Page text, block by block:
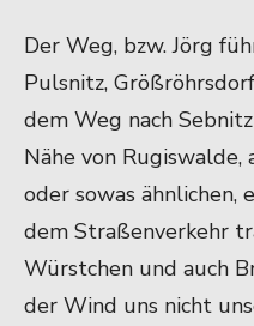
Der Weg, bzw. Jörg
Pulsnitz,
dem Weg nach
Nähe von Rugiswalde,
oder sowas ähnlichen,
dem Straßenverkehr
Würstchen und auch
der Wind uns nicht